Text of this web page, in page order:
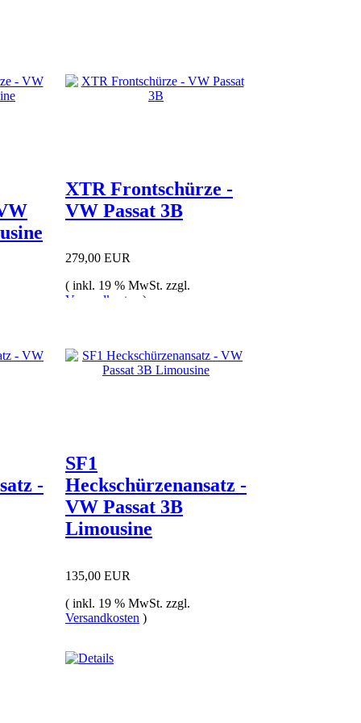
XTR Frontschürze -
VW Passat 3B
279,00 EUR
( inkl. 19 % MwSt. zzgl.
Versandkosten
)
-
SF1
Heckschürzenansatz -
VW Passat 3B
Limousine
135,00 EUR
( inkl. 19 % MwSt. zzgl.
Versandkosten )